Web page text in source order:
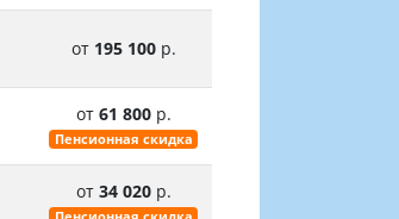
от 195 100р.
от 61 800р.
Пенсионная скидка
от 34 020р.